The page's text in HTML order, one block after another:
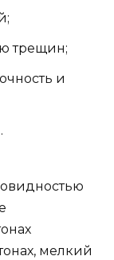
трещин;
и
мелкий